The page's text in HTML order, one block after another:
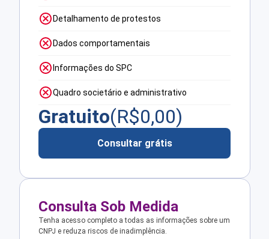
Detalhamento de protestos
Dados comportamentais
Informações do SPC
Quadro societário e administrativo
Gratuito(R$0,00)
Consultar grátis
Consulta Sob Medida
Tenha acesso completo a todas as informações sobre um
CNPJ e reduza riscos de inadimplência.